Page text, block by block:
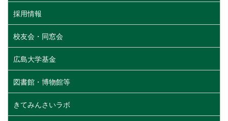
採用情報
校友会・同窓会
広島大学基金
図書館・博物館等
きてみんさいラボ